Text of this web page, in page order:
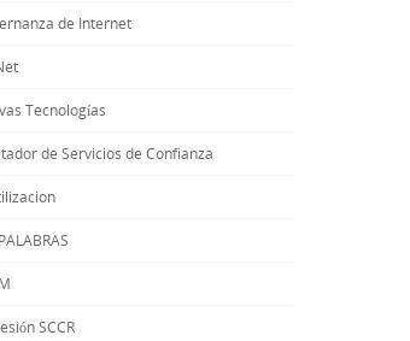
de Internet
Tecnologías
de Servicios de Confianza
SCCR